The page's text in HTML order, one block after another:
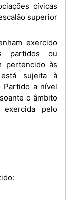
cívicas
superior
partidos ou
pertencido às
sujeita à
Partido a nível
o âmbito
pelo